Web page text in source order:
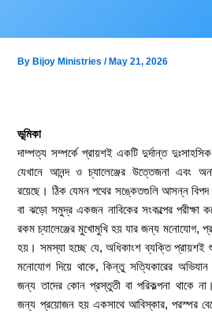
By Bijoy Ministries/ May 21, 2026
ভূমিকা
দাম্পত্য সম্পর্কে প্রায়শই একটি দুর্দান্ত
যেখানে আনন্দ ও চ্যালেঞ্জের উত্তেজনা এবং
রয়েছে। ঠিক যেমন পথের সঙ্কেতগুলি আসন্ন বিপদ
বা ঝড়ো সমুদ্র একজন নাবিকের সংকল্পের পরীক্ষা
রকম চ্যালেঞ্জের মুখোমুখি হয় যার জন্য মনোযোগ,
হয়। সমস্যা হচ্ছে যে, অধিকাংশ ব্যক্তি প্রায়শই
মনোযোগ দিয়ে থাকে, কিন্তু সত্যিকারের
জন্য তাদের কোন প্রস্তুতী বা পরিকল্পনা থাকে
জন্য প্রয়োজন হয় একসাথে আবিস্কার, পরস্পর